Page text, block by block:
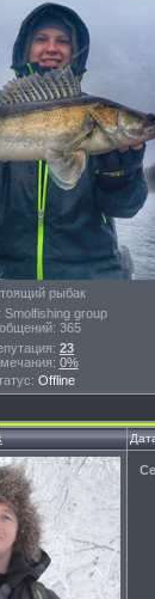
рыбак
Smolfishing group
365
23
0%
Offline